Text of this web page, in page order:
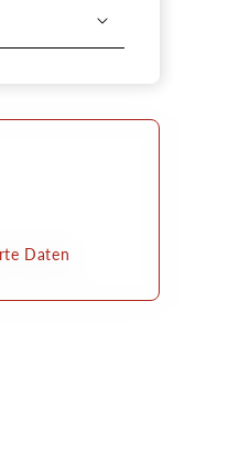
Daten